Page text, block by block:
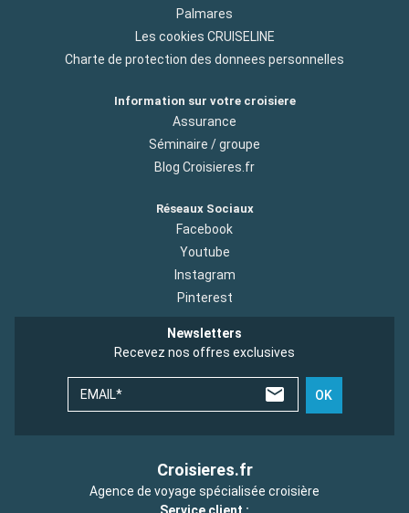
Palmares
Les cookies CRUISELINE
Charte de protection des donnees personnelles
Information sur votre croisiere
Assurance
Séminaire / groupe
Blog Croisieres.fr
Réseaux Sociaux
Facebook
Youtube
Instagram
Pinterest
Newsletters
Recevez nos offres exclusives
EMAIL* OK
Croisieres.fr
Agence de voyage spécialisée croisière